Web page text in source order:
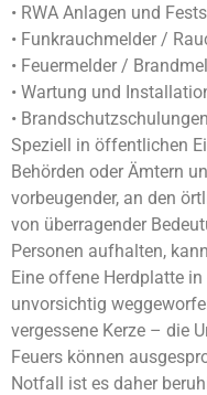
• RWA Anlagen und
• Funkrauchmelder /
• Feuermelder /
• Wartung und
•
Speziell in öffentlichen
Behörden oder Ämtern
vorbeugender, an den
von überragender
Personen aufhalten,
Eine offene Herdplatte
unvorsichtig
vergessene Kerze – die
Feuers können
Notfall ist es daher